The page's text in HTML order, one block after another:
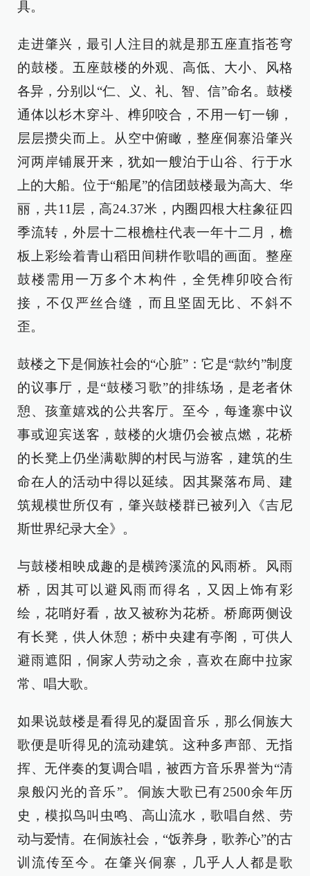
具。
走进肇兴，最引人注目的就是那五座直指苍穹
的鼓楼。五座鼓楼的外观、高低、大小、风格
各异，分别以“仁、义、礼、智、信”命名。鼓楼
通体以杉木穿斗、榫卯咬合，不用一钉一铆，
层层攒尖而上。从空中俯瞰，整座侗寨沿肇兴
河两岸铺展开来，犹如一艘泊于山谷、行于水
上的大船。位于“船尾”的信团鼓楼最为高大、华
丽，共11层，高24.37米，内圈四根大柱象征四
季流转，外层十二根檐柱代表一年十二月，檐
板上彩绘着青山稻田间耕作歌唱的画面。整座
鼓楼需用一万多个木构件，全凭榫卯咬合衔
接，不仅严丝合缝，而且坚固无比、不斜不
歪。
鼓楼之下是侗族社会的“心脏”：它是“款约”制度
的议事厅，是“鼓楼习歌”的排练场，是老者休
憩、孩童嬉戏的公共客厅。至今，每逢寨中议
事或迎宾送客，鼓楼的火塘仍会被点燃，花桥
的长凳上仍坐满歇脚的村民与游客，建筑的生
命在人的活动中得以延续。因其聚落布局、建
筑规模世所仅有，肇兴鼓楼群已被列入《吉尼
斯世界纪录大全》。
与鼓楼相映成趣的是横跨溪流的风雨桥。风雨
桥，因其可以避风雨而得名，又因上饰有彩
绘，花哨好看，故又被称为花桥。桥廊两侧设
有长凳，供人休憩；桥中央建有亭阁，可供人
避雨遮阳，侗家人劳动之余，喜欢在廊中拉家
常、唱大歌。
如果说鼓楼是看得见的凝固音乐，那么侗族大
歌便是听得见的流动建筑。这种多声部、无指
挥、无伴奏的复调合唱，被西方音乐界誉为“清
泉般闪光的音乐”。侗族大歌已有2500余年历
史，模拟鸟叫虫鸣、高山流水，歌唱自然、劳
动与爱情。在侗族社会，“饭养身，歌养心”的古
训流传至今。在肇兴侗寨，几乎人人都是歌